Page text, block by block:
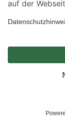
Umständen nicht in allen
Produkte nur solange der
*Paketversand ab 59 €
© 2026 toom